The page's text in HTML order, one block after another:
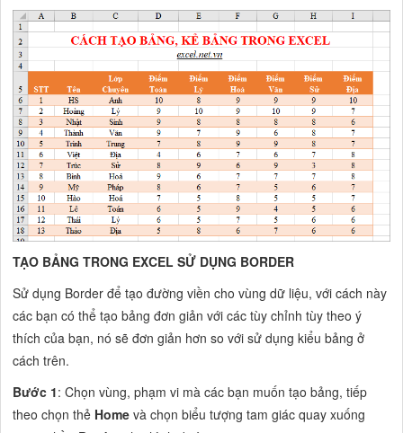
TẠO BẢNG TRONG EXCEL SỬ DỤNG BORDER
Sử dụng Border để tạo đường viền cho vùng dữ liệu, với cách này
các bạn có thể tạo bảng đơn giản với các tùy chỉnh tùy theo ý
thích của bạn, nó sẽ đơn giản hơn so với sử dụng kiểu bảng ở
cách trên.
Bước 1: Chọn vùng, phạm vi mà các bạn muốn tạo bảng, tiếp
theo chọn thẻ Home và chọn biểu tượng tam giác quay xuống